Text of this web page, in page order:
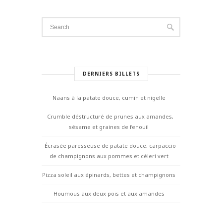
DERNIERS BILLETS
Naans à la patate douce, cumin et nigelle
Crumble déstructuré de prunes aux amandes,
sésame et graines de fenouil
Écrasée paresseuse de patate douce, carpaccio
de champignons aux pommes et céleri vert
Pizza soleil aux épinards, bettes et champignons
Houmous aux deux pois et aux amandes